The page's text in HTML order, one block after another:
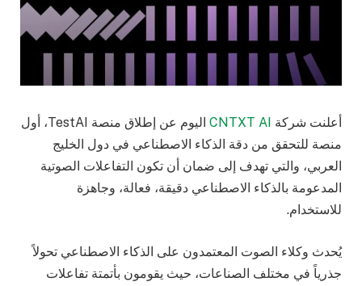
أعلنت شركة CNTXT AI
اليوم عن إطلاق منصة TestAI، أول
منصة للتحقق من دقة الذكاء الاصطناعي في دول الخليج
العربي، والتي تهدف إلى ضمان أن تكون التفاعلات الصوتية
المدعومة بالذكاء الاصطناعي دقيقة، فعالة، وجاهزة
للاستخدام.
يُحدث وكلاء الصوت المعتمدون على الذكاء الاصطناعي تحولاً
جذرياً في مختلف الصناعات، حيث يقومون بأتمتة تفاعلات